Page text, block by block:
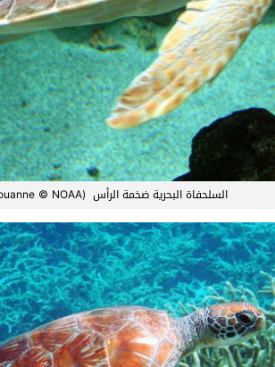
السلحفاة البحرية ضخمة الرأس (Caouanne © NOAA)